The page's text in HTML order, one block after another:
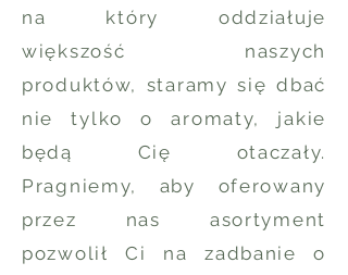
na który oddziałuje
większość naszych
produktów, staramy się dbać
nie tylko o aromaty, jakie
będą Cię otaczały.
Pragniemy, aby oferowany
przez nas asortyment
pozwolił Ci na zadbanie o